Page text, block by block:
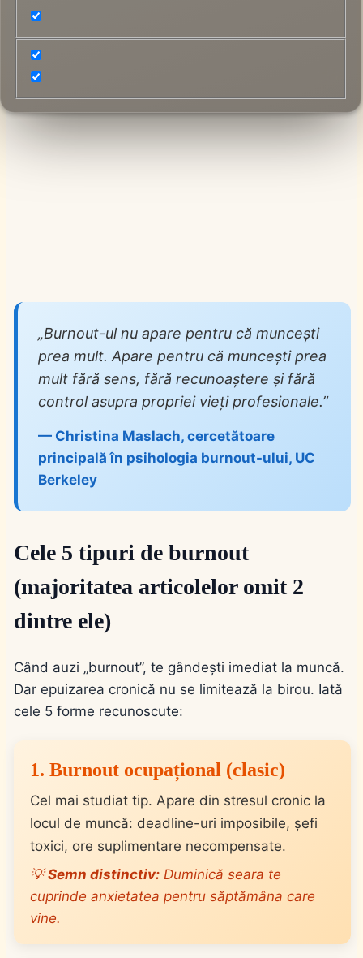
„Burnout-ul nu apare pentru că muncești
prea mult. Apare pentru că muncești prea
mult fără sens, fără recunoaștere și fără
control asupra propriei vieți profesionale.”
— Christina Maslach, cercetătoare
principală în psihologia burnout-ului, UC
Berkeley
Cele 5 tipuri de burnout
(majoritatea articolelor omit 2
dintre ele)
Când auzi „burnout”, te gândești imediat la muncă.
Dar epuizarea cronică nu se limitează la birou. Iată
cele 5 forme recunoscute:
1. Burnout ocupațional (clasic)
Cel mai studiat tip. Apare din stresul cronic la
locul de muncă: deadline-uri imposibile, șefi
toxici, ore suplimentare necompensate.
💡Semn distinctiv: Duminică seara te
cuprinde anxietatea pentru săptămâna care
vine.